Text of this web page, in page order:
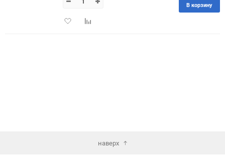
150
ДобавитьДобавить
В корзину
наверх